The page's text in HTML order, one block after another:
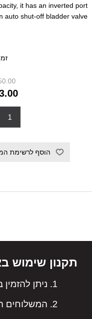
it has an inverted port
auto shut-off bladder valve.
תקנון שימוש
ניתן
המשלוחים